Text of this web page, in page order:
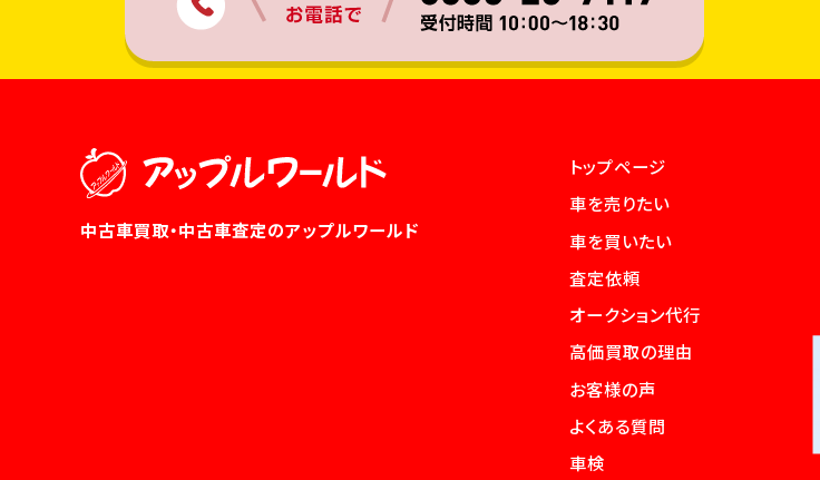
中古車買取・中古車査定のアップルワールド
トップページ
車を売りたい
車を買いたい
査定依頼
オークション代行
高価買取の理由
お客様の声
よくある質問
車検